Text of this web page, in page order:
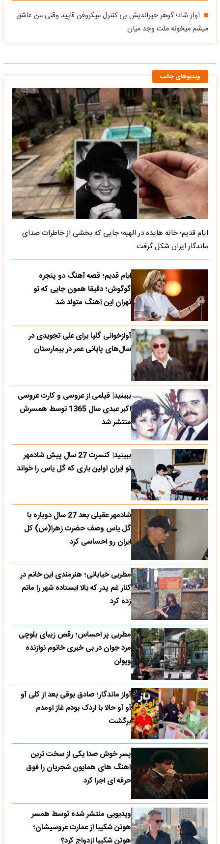
آواز شاد؛ گوهر خیراندیش بی کنترل میکروفن قاپید وقتی من عاشق
میشم میخونه ملت وجد میان
ویدیوهای جالب
ایام قدیم؛ خانه هایده در الهیه؛ جایی که بخشی از خاطرات صدای
ماندگار ایران شکل گرفت
ایام قدیم؛ قصه آهنگ دو پنجره
گوگوش؛ دقیقا همون جایی که تو
تهران این آهنگ متولد شد
آوازخوانی گلپا برای علی تجویدی در
سال‌های پایانی عمر در بیمارستان
ببینید| فیلمی از عروسی و کارت عروسی
اکبر عبدی سال 1365 توسط همسرش
منتشر شد
ببینید| کنسرت 27 سال پیش شادمهر
تو ایران اولین باری که گل یاس را خواند
شادمهر عقیلی بعد 27 سال دوباره با
گل یاس وصف حضرت زهرا(س) کل
ایران رو احساسی کرد
مطربی خیابانی؛ هنرمندی این خانم در
کنار غم پدر که بالا ایستاده شهر را ماتم
زده کرد
مطربی پر احساس؛ رقص زیبای بلوچی
مرد جوان در بی خبری خانوم نوازنده
ویولن
آواز ماندگار؛ صادق بوقی بعد از کلی آو
آو آو حالا با اردک بودم غاز اومدم
برگشت
پسر خوش صدا یکی از سخت ترین
آهنگ های همایون شجریان را فوق
حرفه ای اجرا کرد
ویدیویی منتشر شده توسط همسر
هوتن شکیبا از عمارت عروسیشان؛
هوتن شکیبا ازدواج کرد؟